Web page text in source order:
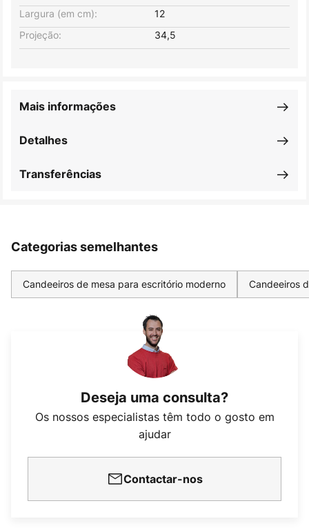
Largura (em cm): 12
Projeção: 34,5
Detalhes
Mais informações
Transferências
Categorias semelhantes
Candeeiros de mesa para escritório moderno Candeeiros
Deseja uma consulta?
Os nossos especialistas têm todo o gosto em
ajudar
Contactar-nos